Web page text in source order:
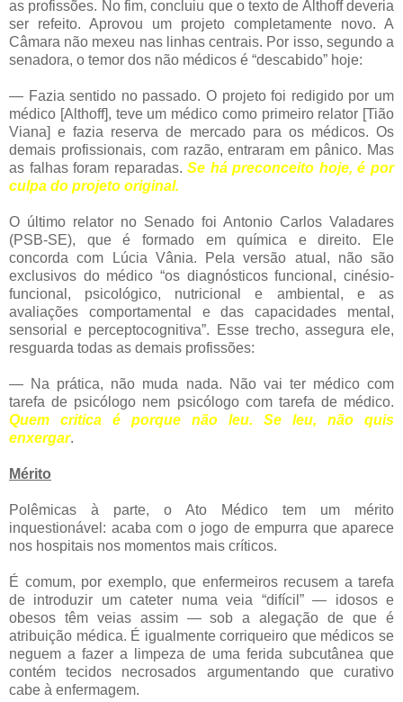
as profissões. No fim, concluiu que o texto de Althoff deveria
ser refeito. Aprovou um projeto completamente novo. A
Câmara não mexeu nas linhas centrais. Por isso, segundo a
senadora, o temor dos não médicos é “descabido” hoje:
— Fazia sentido no passado. O projeto foi redigido por um
médico [Althoff], teve um médico como primeiro relator [Tião
Viana] e fazia reserva de mercado para os médicos. Os
demais profissionais, com razão, entraram em pânico. Mas
as falhas foram reparadas.Se há preconceito hoje, é por
culpa do projeto original.
O último relator no Senado foi Antonio Carlos Valadares
(PSB-SE), que é formado em química e direito. Ele
concorda com Lúcia Vânia. Pela versão atual, não são
exclusivos do médico “os diagnósticos funcional, cinésio-
funcional, psicológico, nutricional e ambiental, e as
avaliações comportamental e das capacidades mental,
sensorial e perceptocognitiva”. Esse trecho, assegura ele,
resguarda todas as demais profissões:
— Na prática, não muda nada. Não vai ter médico com
tarefa de psicólogo nem psicólogo com tarefa de médico.
Quem critica é porque não leu. Se leu, não quis
enxergar.
Mérito
Polêmicas à parte, o Ato Médico tem um mérito
inquestionável: acaba com o jogo de empurra que aparece
nos hospitais nos momentos mais críticos.
É comum, por exemplo, que enfermeiros recusem a tarefa
de introduzir um cateter numa veia “difícil” — idosos e
obesos têm veias assim — sob a alegação de que é
atribuição médica. É igualmente corriqueiro que médicos se
neguem a fazer a limpeza de uma ferida subcutânea que
contém tecidos necrosados argumentando que curativo
cabe à enfermagem.